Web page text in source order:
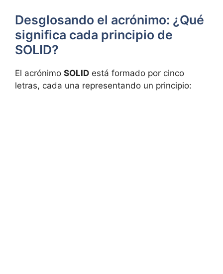
Desglosando el acrónimo: ¿Qué
significa cada principio de
SOLID?
El acrónimo SOLID está formado por cinco
letras, cada una representando un principio: